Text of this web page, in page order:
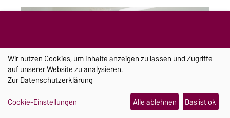
Wir nutzen Cookies, um Inhalte anzeigen zu lassen und Zugriffe
auf unserer Website zu analysieren.
ZurDatenschutzerklärung
Cookie-Einstellungen
Alle ablehnen Das ist ok